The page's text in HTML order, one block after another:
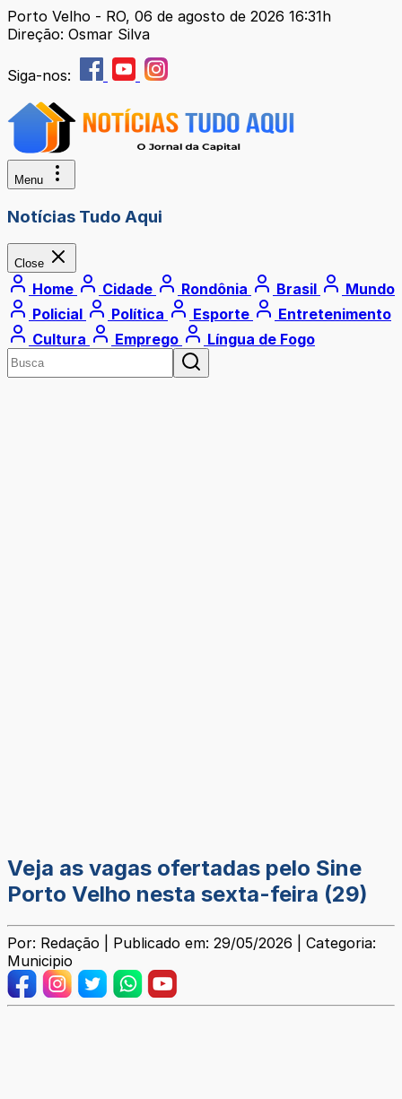
Porto Velho - RO, 06 de agosto de 2026 16:31h
Direção: Osmar Silva
Siga-nos:
Menu
Notícias Tudo Aqui
Close
Home Cidade Rondônia Brasil
Mundo
Policial
Política Esporte
Entretenimento
Cultura
Emprego Língua de Fogo
Veja as vagas ofertadas pelo Sine
Porto Velho nesta sexta-feira (29)
Por: Redação | Publicado em: 29/05/2026 | Categoria:
Municipio